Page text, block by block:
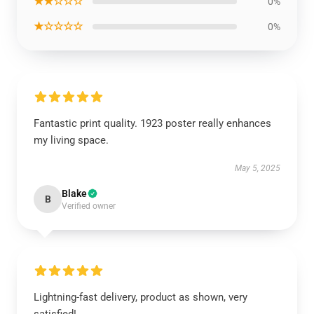
★☆☆☆☆ 0%
Fantastic print quality. 1923 poster really enhances
my living space.
May 5, 2025
B Blake
Verified owner
Lightning-fast delivery, product as shown, very